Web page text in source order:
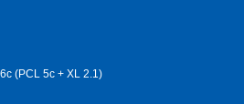
(PCL 5c + XL 2.1)